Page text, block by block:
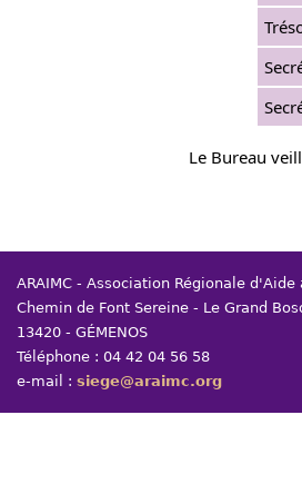
Le Bureau
ARAIMC - Association Régionale
Chemin de Font Sereine - Le Grand
13420 - GÉMENOS
Téléphone : 04 42 04 56 58
e-mail : siege@araimc.org